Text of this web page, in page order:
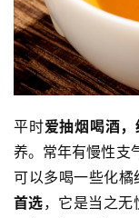
平时爱抽烟喝酒
养。常年有慢性支
可以多喝一些化橘
首选，它是当之无